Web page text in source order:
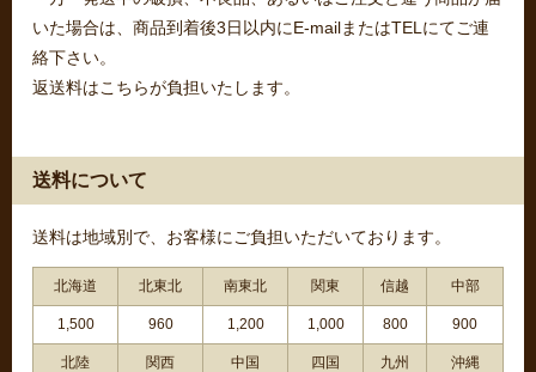
いた場合は、商品到着後3日以内にE-mailまたはTELにてご連
絡下さい。
返送料はこちらが負担いたします。
送料について
送料は地域別で、お客様にご負担いただいております。
北海道 北東北 南東北 関東 信越 中部
1,500 960 1,200 1,000 800 900
北陸 関西 中国 四国 九州 沖縄